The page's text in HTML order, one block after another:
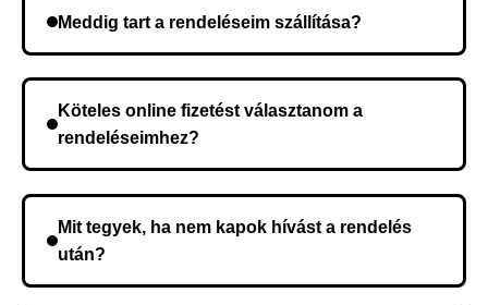
Meddig tart a rendeléseim szállítása?
kerül, és ez az időtartam függ a szállítási címtől.
Köteles online fizetést választanom a
rendeléseimhez?
Mit tegyek, ha nem kapok hívást a rendelés
után?